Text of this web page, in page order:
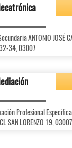
ANTONIO JOSÉ
32-34, 03007
Profesional Específica
SAN LORENZO 19, 03007